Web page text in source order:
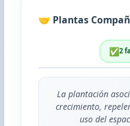
🤝 Plantas
✅2
La plantación
crecimiento,
uso del